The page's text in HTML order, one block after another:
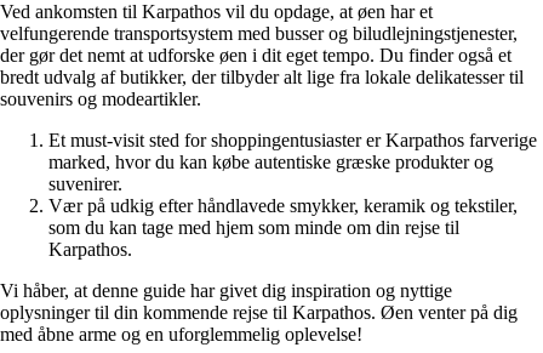
Ved ankomsten til Karpathos vil du opdage, at øen har et
velfungerende transportsystem med busser og biludlejningstjenester,
der gør det nemt at udforske øen i dit eget tempo. Du finder også et
bredt udvalg af butikker, der tilbyder alt lige fra lokale delikatesser til
souvenirs og modeartikler.
Et must-visit sted for shoppingentusiaster er Karpathos farverige
marked, hvor du kan købe autentiske græske produkter og
suvenirer.
Vær på udkig efter håndlavede smykker, keramik og tekstiler,
som du kan tage med hjem som minde om din rejse til
Karpathos.
Vi håber, at denne guide har givet dig inspiration og nyttige
oplysninger til din kommende rejse til Karpathos. Øen venter på dig
med åbne arme og en uforglemmelig oplevelse!